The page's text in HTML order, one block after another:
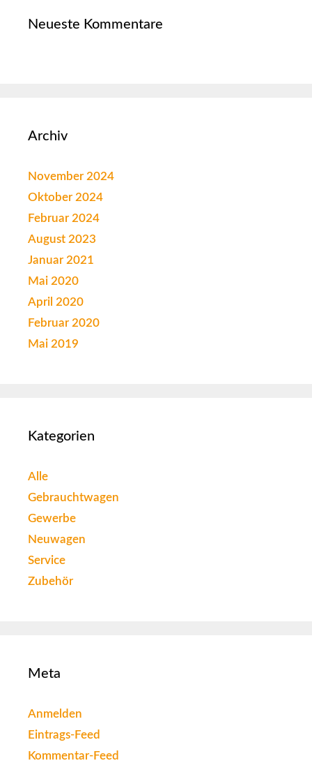
Neueste Kommentare
Archiv
November 2024
Oktober 2024
Februar 2024
August 2023
Januar 2021
Mai 2020
April 2020
Februar 2020
Mai 2019
Kategorien
Alle
Gebrauchtwagen
Gewerbe
Neuwagen
Service
Zubehör
Meta
Anmelden
Eintrags-Feed
Kommentar-Feed